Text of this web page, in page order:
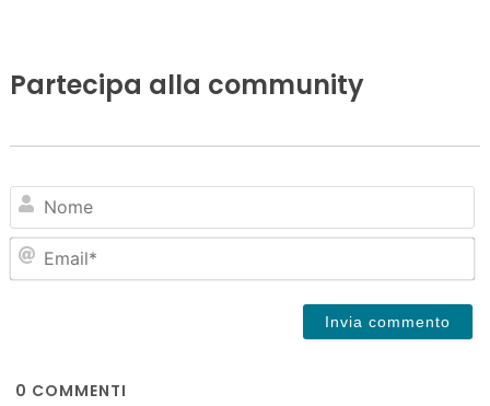
Partecipa alla community
0 COMMENTI